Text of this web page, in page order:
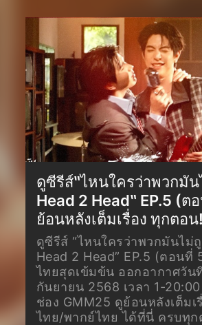
ดูซีรีส์‶ไหนใครว่าพวกมั
Head 2 Head‶ EP.5 (ต
ย้อนหลังเต็มเรื่อง ทุกตอน!
ดูซีรีส์ “ไหนใครว่าพวกมันไม่
Head 2 Head” EP.5 (ตอนที่
ไทยสุดเข้มข้น ออกอากาศวัน
กันยายน 2568 เวลา 1-
ช่อง GMM25 ดูย้อนหลังเต็มเ
ไทย/พากย์ไทย ได้ที่นี่ ครบทุก